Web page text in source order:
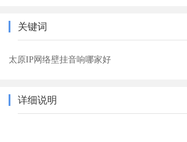
关键词
太原IP网络壁挂音响哪家好
详细说明